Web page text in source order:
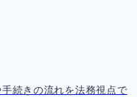
続きの流れを法務視点で